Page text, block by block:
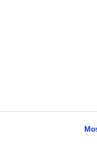
modificare le tue scelte.
consensi anche
su ogni pagina